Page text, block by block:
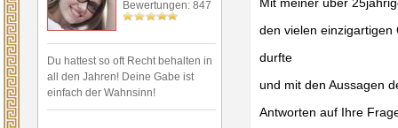
Bewertungen: 847
Du hattest so oft Recht behalten in
all den Jahren! Deine Gabe ist
einfach der Wahnsinn!
den vielen
durfte
und mit den Aussagen
Antworten auf Ihre